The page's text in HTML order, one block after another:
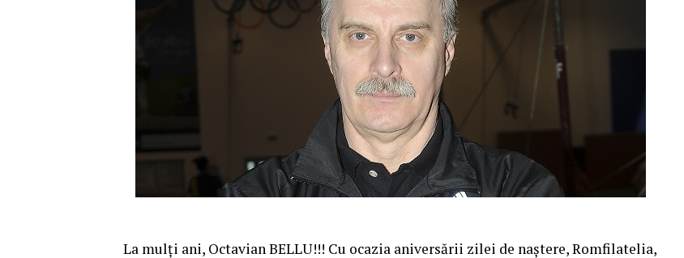
La mulţi ani, Octavian BELLU!!! Cu ocazia aniversării zilei de naştere, Romfilatelia,